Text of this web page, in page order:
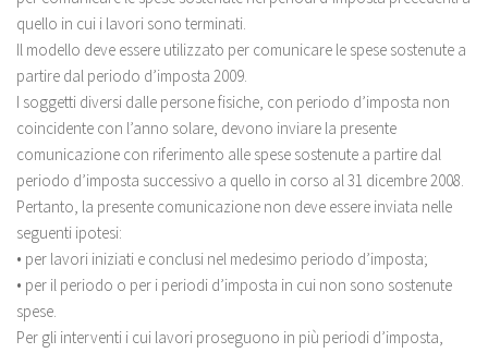
quello in cui i lavori sono terminati.
Il modello deve essere utilizzato per comunicare le spese sostenute a
partire dal periodo d’imposta 2009.
I soggetti diversi dalle persone fisiche, con periodo d’imposta non
coincidente con l’anno solare, devono inviare la presente
comunicazione con riferimento alle spese sostenute a partire dal
periodo d’imposta successivo a quello in corso al 31 dicembre 2008.
Pertanto, la presente comunicazione non deve essere inviata nelle
seguenti ipotesi:
• per lavori iniziati e conclusi nel medesimo periodo d’imposta;
• per il periodo o per i periodi d’imposta in cui non sono sostenute
spese.
Per gli interventi i cui lavori proseguono in più periodi d’imposta,